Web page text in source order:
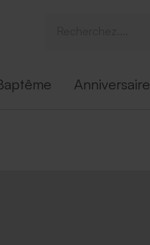
Anniversaire